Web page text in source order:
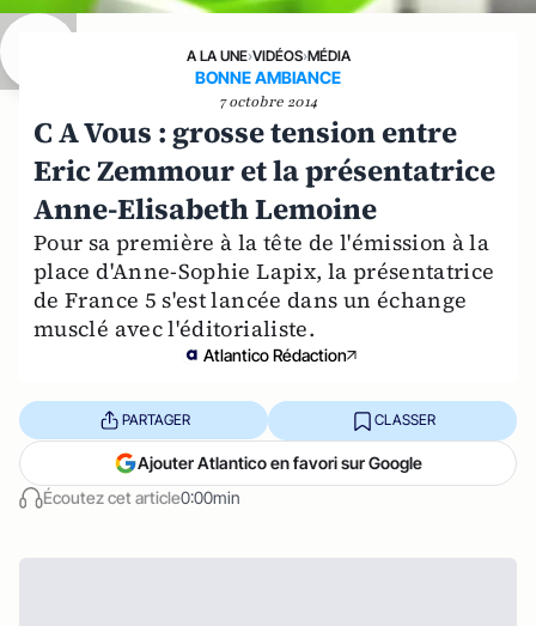
A LA UNE›VIDÉOS›MÉDIA
BONNE AMBIANCE
7 octobre 2014
C A Vous : grosse tension entre
Eric Zemmour et la présentatrice
Anne-Elisabeth Lemoine
Pour sa première à la tête de l'émission à la
place d'Anne-Sophie Lapix, la présentatrice
de France 5 s'est lancée dans un échange
musclé avec l'éditorialiste.
Atlantico Rédaction
Écoutez cet article0:00min
PARTAGER CLASSER
Ajouter Atlantico en favori sur Google